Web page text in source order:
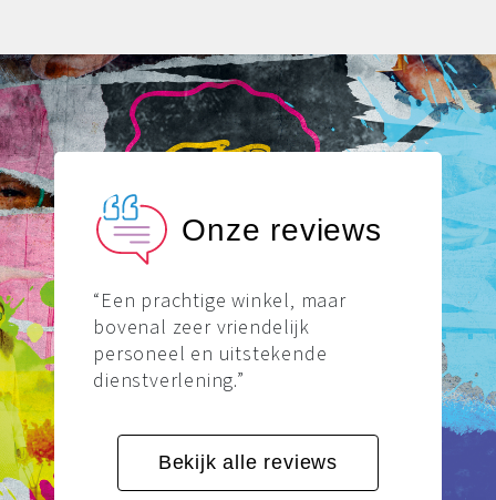
Onze reviews
“Een prachtige winkel, maar
personeel en uitstekende
dienstverlening.”
Bekijk alle reviews